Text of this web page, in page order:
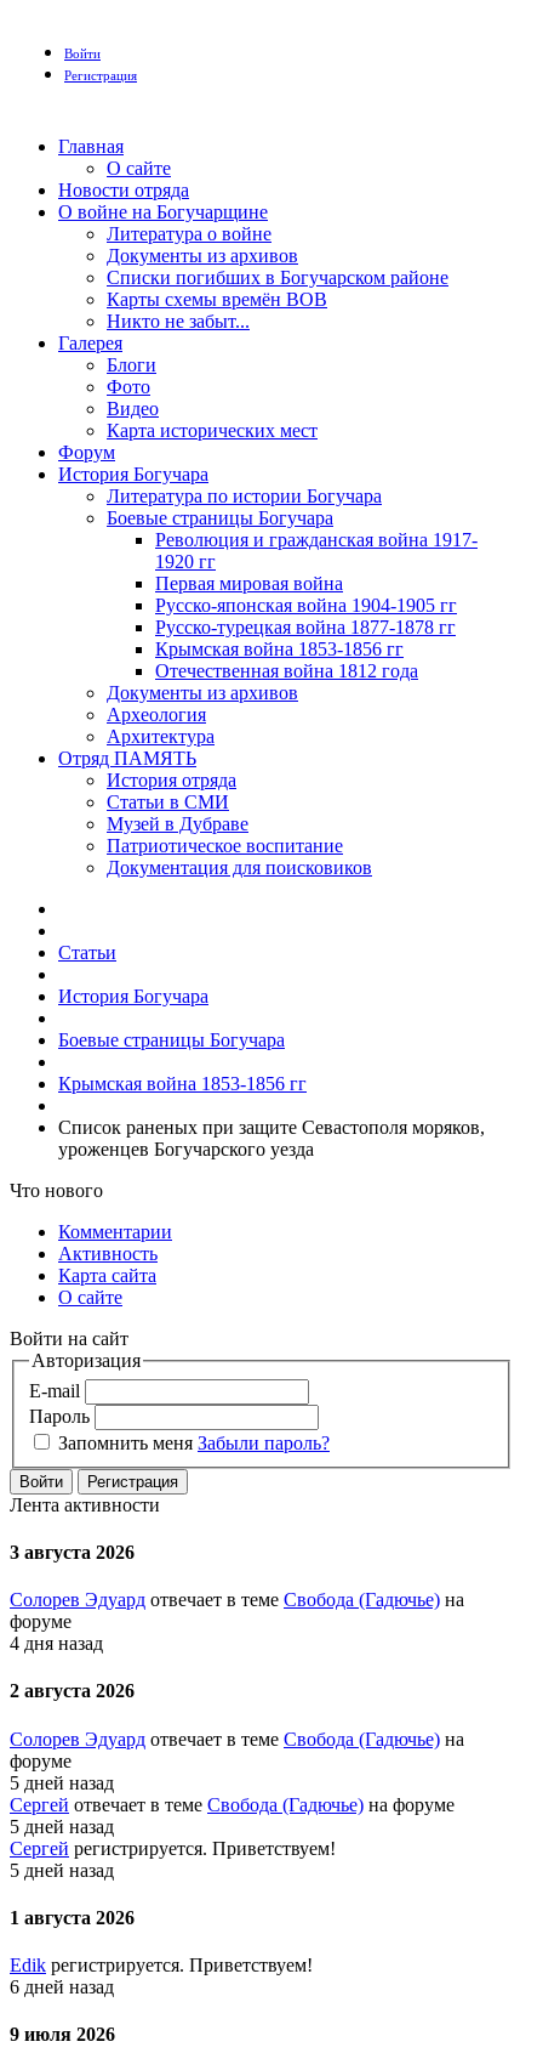
Войти
Регистрация
Главная
О сайте
Новости отряда
О войне на Богучарщине
Литература о войне
Документы из архивов
Списки погибших в Богучарском районе
Карты схемы времён ВОВ
Никто не забыт...
Галерея
Блоги
Фото
Видео
Карта исторических мест
Форум
История Богучара
Литература по истории Богучара
Боевые страницы Богучара
Революция и гражданская война 1917-
1920 гг
Первая мировая война
Русско-японская война 1904-1905 гг
Русско-турецкая война 1877-1878 гг
Крымская война 1853-1856 гг
Отечественная война 1812 года
Документы из архивов
Археология
Архитектура
Отряд ПАМЯТЬ
История отряда
Статьи в СМИ
Музей в Дубраве
Патриотическое воспитание
Документация для поисковиков
Статьи
История Богучара
Боевые страницы Богучара
Крымская война 1853-1856 гг
Список раненых при защите Севастополя моряков,
уроженцев Богучарского уезда
Что нового
Комментарии
Активность
Карта сайта
О сайте
Войти на сайт
Авторизация
E-mail
Пароль
Запомнить меня Забыли пароль?
Войти Регистрация
Лента активности
3 августа 2026
Солорев Эдуард отвечает в теме Свобода (Гадючье) на
форуме
4 дня назад
2 августа 2026
Солорев Эдуард отвечает в теме Свобода (Гадючье) на
форуме
5 дней назад
Сергей отвечает в теме Свобода (Гадючье) на форуме
5 дней назад
Сергей регистрируется. Приветствуем!
5 дней назад
1 августа 2026
Edik регистрируется. Приветствуем!
6 дней назад
9 июля 2026